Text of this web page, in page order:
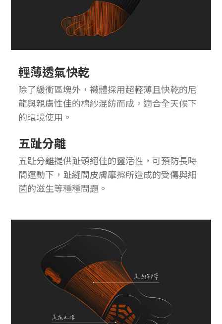
輕薄透氣快乾
除了緩衝區塊外，襪體採用超輕薄且快乾的尼
龍與親膚性佳的棉紗混紡而成，適合全天候下
的環境使用。
五趾分離
五趾分離提供趾頭絕佳的靈活性，可預防長時
間運動下，趾縫間皮膚摩擦所造成的受傷與細
菌的滋生等種種問題。